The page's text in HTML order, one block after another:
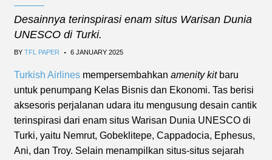
Desainnya terinspirasi enam situs Warisan Dunia
UNESCO di Turki.
BY TFL PAPER . 6 JANUARY 2025
Turkish Airlines mempersembahkan amenity kitbaru
untuk penumpang Kelas Bisnis dan Ekonomi. Tas berisi
aksesoris perjalanan udara itu mengusung desain cantik
terinspirasi dari enam situs Warisan Dunia UNESCO di
Turki, yaitu Nemrut, Gobeklitepe, Cappadocia, Ephesus,
Ani, dan Troy. Selain menampilkan situs-situs sejarah